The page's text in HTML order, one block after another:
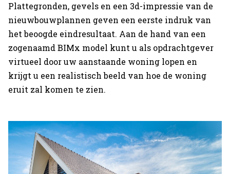
Plattegronden, gevels en een 3d-impressie van de
nieuwbouwplannen geven een eerste indruk van
het beoogde eindresultaat. Aan de hand van een
zogenaamd BIMx model kunt u als opdrachtgever
virtueel door uw aanstaande woning lopen en
krijgt u een realistisch beeld van hoe de woning
eruit zal komen te zien.